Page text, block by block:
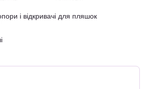
і відкривачі для пляшок